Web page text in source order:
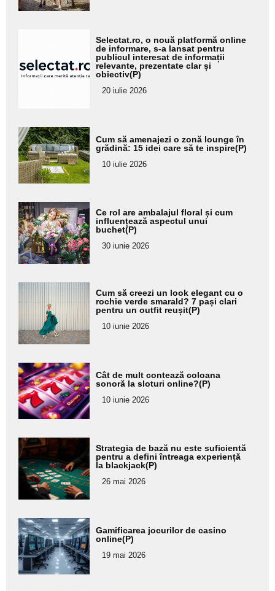
pentru
subtitlu
Selectat.ro, o nouă platformă online
de informare, s-a lansat pentru
publicul interesat de informații
relevante, prezentate clar și
obiectiv(P)
20 iulie 2026
Adaugă
aici textul
pentru
subtitlu
Cum să amenajezi o zonă lounge în
grădină: 15 idei care să te inspire(P)
10 iulie 2026
Adaugă
aici textul
pentru
subtitlu
Ce rol are ambalajul floral și cum
influențează aspectul unui
buchet(P)
30 iunie 2026
Adaugă
aici textul
pentru
subtitlu
Cum să creezi un look elegant cu o
rochie verde smarald? 7 pași clari
pentru un outfit reușit(P)
10 iunie 2026
Adaugă
aici textul
pentru
subtitlu
Cât de mult contează coloana
sonoră la sloturi online?(P)
10 iunie 2026
Adaugă
aici textul
pentru
subtitlu
Strategia de bază nu este suficientă
pentru a defini întreaga experiență
la blackjack(P)
26 mai 2026
Adaugă
aici textul
pentru
subtitlu
Gamificarea jocurilor de casino
online(P)
19 mai 2026